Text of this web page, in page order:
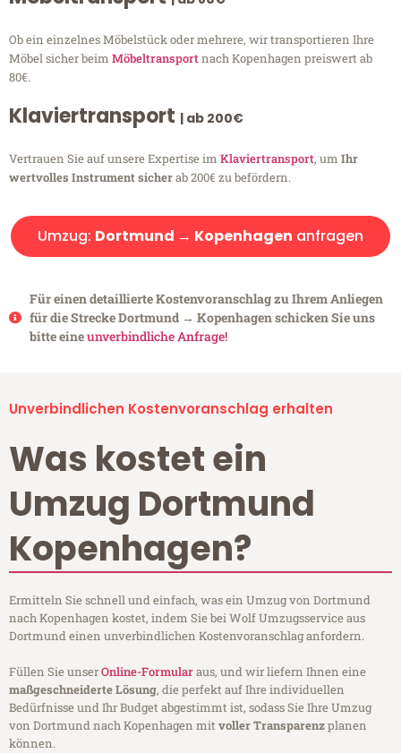
Ob ein einzelnes Möbelstück oder mehrere, wir transportieren Ihre
Möbel sicher beim Möbeltransportnach Kopenhagen preiswert ab
80€.
Klaviertransport | ab 200€
Vertrauen Sie auf unsere Expertise im Klaviertransport, um Ihr
wertvolles Instrument sicherab 200€ zu befördern.
Umzug: Dortmund → Kopenhagen anfragen
Für einen detaillierte Kostenvoranschlag zu Ihrem Anliegen
für die Strecke Dortmund → Kopenhagen schicken Sie uns
bitte eineunverbindliche Anfrage!
Unverbindlichen Kostenvoranschlag erhalten
Was kostet ein
Umzug Dortmund
Kopenhagen?
Ermitteln Sie schnell und einfach, was ein Umzug von Dortmund
nach Kopenhagen kostet, indem Sie bei Wolf Umzugsservice aus
Dortmund einen unverbindlichen Kostenvoranschlag anfordern.
Füllen Sie unserOnline-Formularaus, und wir liefern Ihnen eine
maßgeschneiderte Lösung, die perfekt auf Ihre individuellen
Bedürfnisse und Ihr Budget abgestimmt ist, sodass Sie Ihre Umzug
von Dortmund nach Kopenhagen mitvoller Transparenzplanen
können.